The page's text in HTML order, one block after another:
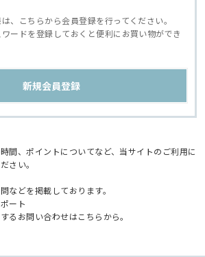
、こちらから会員登録を行ってください。
ードを登録しておくと便利にお買い物ができ
間、ポイントについてなど、当サイトのご利用に
さい。
などを掲載しております。
ート
るお問い合わせはこちらから。